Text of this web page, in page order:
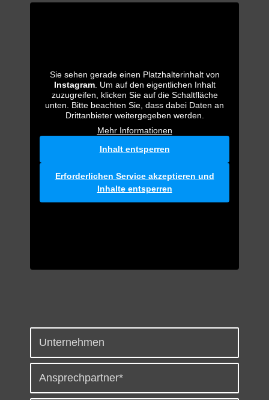
Sie sehen gerade einen Platzhalterinhalt von
Instagram. Um auf den eigentlichen Inhalt
zuzugreifen, klicken Sie auf die Schaltfläche
unten. Bitte beachten Sie, dass dabei Daten an
Drittanbieter weitergegeben werden.
Mehr Informationen
Inhalt entsperren
Erforderlichen Service akzeptieren und
Inhalte entsperren